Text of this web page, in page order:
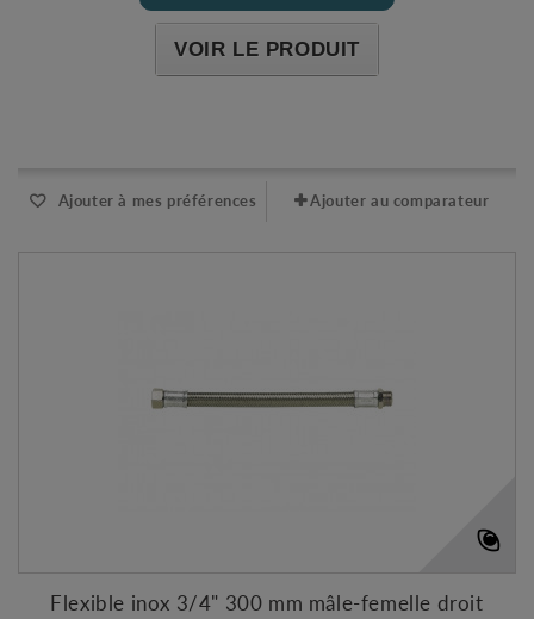
VOIR LE PRODUIT
Ajouter à mes préférences Ajouter au comparateur
Flexible inox 3/4" 300 mm mâle-femelle droit